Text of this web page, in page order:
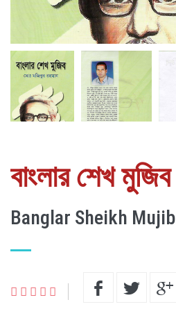
বাংলার শেখ মুজিব
Banglar Sheikh Mujib